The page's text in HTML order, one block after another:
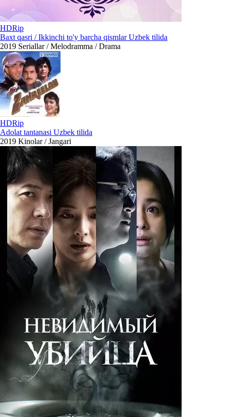
HDRip
Baxt qasri / Ikkinchi to'y barcha qismlar Uzbek tilida
2019 Seriallar / Melodramma / Drama
HDRip
Adolat tantanasi Uzbek tilida
2019 Kinolar / Jangari